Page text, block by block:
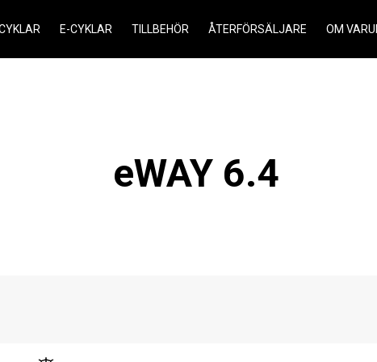
E-CYKLAR TILLBEHÖR ÅTERFÖRSÄLJARE OM
eWAY 6.4